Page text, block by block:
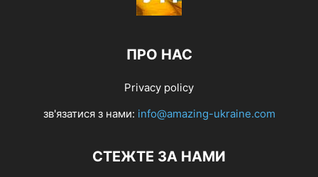
ПРО НАС
Privacy policy
зв'язатися з нами: info@amazing-ukraine.com
СТЕЖТЕ ЗА НАМИ